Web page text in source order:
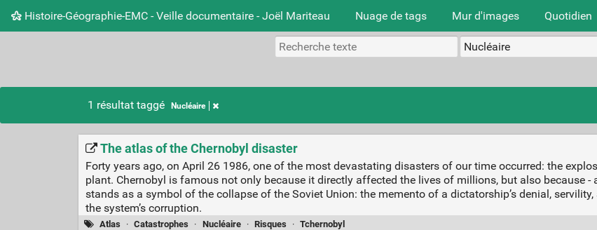
Histoire-Géographie-EMC - Veille documentaire - Joël Mariteau Nuage de tags Mur d'images Quotidien
1 résultat taggé Nucléaire
The atlas of the Chernobyl disaster
Forty years ago, on April 26 1986, one of the most devastating disasters of our time occurred: the
plant. Chernobyl is famous not only because it directly affected the lives of millions, but also because
stands as a symbol of the collapse of the Soviet Union: the memento of a dictatorship’s denial,
the system’s corruption.
Atlas · Catastrophes · Nucléaire · Risques · Tchernobyl